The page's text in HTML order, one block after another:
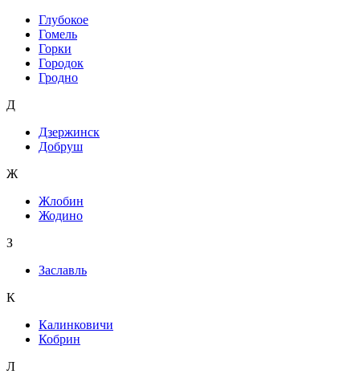
Глубокое
Гомель
Горки
Городок
Гродно
Д
Дзержинск
Добруш
Ж
Жлобин
Жодино
З
Заславль
К
Калинковичи
Кобрин
Л